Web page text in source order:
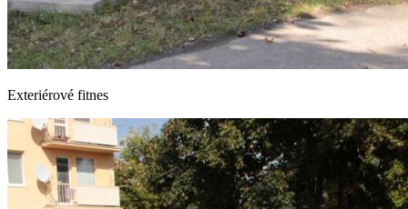
Exteriérové fitnes